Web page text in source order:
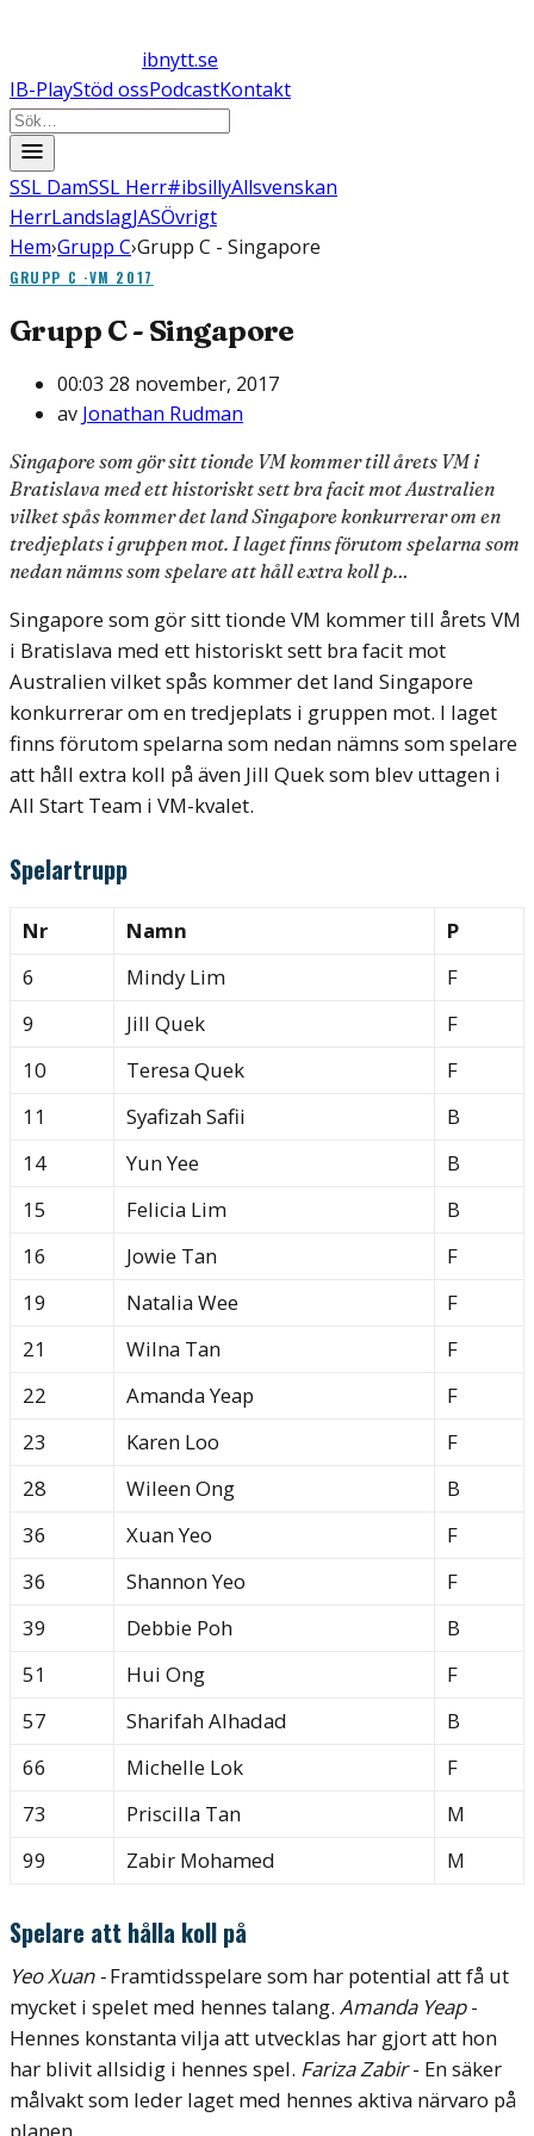
ibnytt.se
IB-PlayStöd ossPodcastKontakt
SSL DamSSL Herr#ibsillyAllsvenskan
HerrLandslagJASÖvrigt
Hem›Grupp C›Grupp C - Singapore
GRUPP C ·VM 2017
Grupp C - Singapore
00:03 28 november, 2017
av Jonathan Rudman
Singapore som gör sitt tionde VM kommer till årets VM i
Bratislava med ett historiskt sett bra facit mot Australien
vilket spås kommer det land Singapore konkurrerar om en
tredjeplats i gruppen mot. I laget finns förutom spelarna som
nedan nämns som spelare att håll extra koll p…
Singapore som gör sitt tionde VM kommer till årets VM
i Bratislava med ett historiskt sett bra facit mot
Australien vilket spås kommer det land Singapore
konkurrerar om en tredjeplats i gruppen mot. I laget
finns förutom spelarna som nedan nämns som spelare
att håll extra koll på även Jill Quek som blev uttagen i
All Start Team i VM-kvalet.
Spelartrupp
Nr Namn
P
6
Mindy Lim
F
9
Jill Quek
F
10
Teresa Quek
F
11
Syafizah Safii
B
14
Yun Yee
B
15
Felicia Lim
B
16
Jowie Tan
F
19
Natalia Wee
F
21
Wilna Tan
F
22
Amanda Yeap
F
23
Karen Loo
F
28
Wileen Ong
B
36
Xuan Yeo
F
36
Shannon Yeo
F
39
Debbie Poh
B
51
Hui Ong
F
57
Sharifah Alhadad
B
66
Michelle Lok
F
73
Priscilla Tan
M
99
Zabir Mohamed M
Spelare att hålla koll på
Yeo Xuan -Framtidsspelare som har potential att få ut
mycket i spelet med hennes talang. Amanda Yeap-
Hennes konstanta vilja att utvecklas har gjort att hon
har blivit allsidig i hennes spel. Fariza Zabir- En säker
målvakt som leder laget med hennes aktiva närvaro på
planen.